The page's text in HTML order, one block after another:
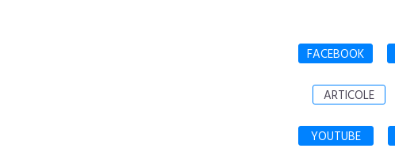
FACEBOOK
ARTICOLE
YOUTUBE